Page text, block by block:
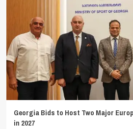
Georgia Bids to Host Two Major
in 2027